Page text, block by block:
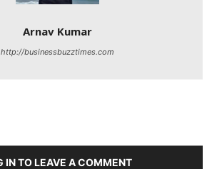
Arnav Kumar
http://businessbuzztimes.com
IN TO LEAVE A COMMENT